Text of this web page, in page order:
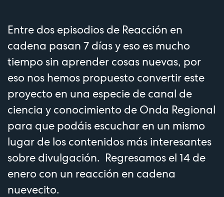
Entre dos episodios de Reacción en
cadena pasan 7 días y eso es mucho
tiempo sin aprender cosas nuevas, por
eso nos hemos propuesto convertir este
proyecto en una especie de canal de
ciencia y conocimiento de Onda Regional
para que podáis escuchar en un mismo
lugar de los contenidos más interesantes
sobre divulgación. Regresamos el 14 de
enero con un reacción en cadena
nuevecito.